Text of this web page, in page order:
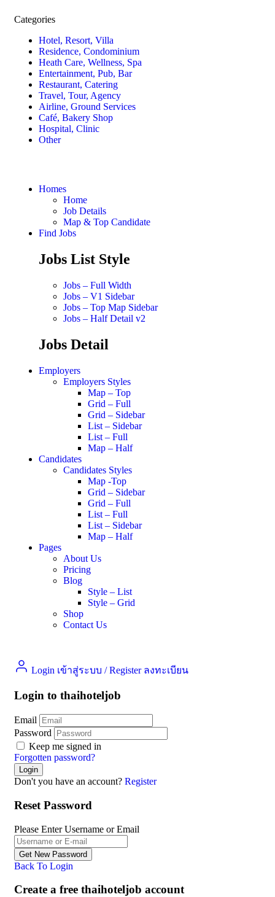
Categories
Hotel, Resort, Villa
Residence, Condominium
Heath Care, Wellness, Spa
Entertainment, Pub, Bar
Restaurant, Catering
Travel, Tour, Agency
Airline, Ground Services
Café, Bakery Shop
Hospital, Clinic
Other
Homes
Home
Job Details
Map & Top Candidate
Find Jobs
Jobs List Style
Jobs – Full Width
Jobs – V1 Sidebar
Jobs – Top Map Sidebar
Jobs – Half Detail v2
Jobs Detail
Employers
Employers Styles
Map – Top
Grid – Full
Grid – Sidebar
List – Sidebar
List – Full
Map – Half
Candidates
Candidates Styles
Map -Top
Grid – Sidebar
Grid – Full
List – Full
List – Sidebar
Map – Half
Pages
About Us
Pricing
Blog
Style – List
Style – Grid
Shop
Contact Us
Login เข้าสู่ระบบ / Register ลงทะเบียน
Login to thaihoteljob
Email
Password
Keep me signed in
Forgotten password?
Don't you have an account? Register
Reset Password
Please Enter Username or Email
Back To Login
Create a free thaihoteljob account